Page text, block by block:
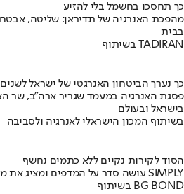
כך תחסכו בחשמל בלי להזיע
מהפכת האנרגיה של תדיראן: שליטה,
בבית
בשיתוף TADIRAN
כך נערך הביטחון האנרגטי של ישראל
פסגת האנרגיה במעמד שגריר ארה"ב, שר
בישראל ובעולם
בשיתוף המכון הישראלי לאנרגיה ולסביבה
הסוד לקירות נקיים ללא כתמים נחשף
מומחה BG BOND עושה סדר על המדפים ומציג את מותג הצבע SIMPLY
בשיתוף BG BOND